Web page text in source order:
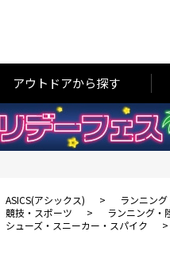
アウトドアから探す
ASICS(アシックス) > ランニン
競技・スポーツ > ランニング・
シューズ・スニーカー・スパイク >